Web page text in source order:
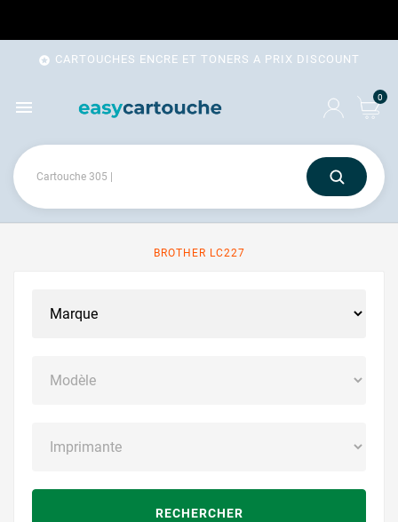
 CARTOUCHES ENCRE ET TONERS A PRIX DISCOUNT
 0
BROTHER LC227
RECHERCHER